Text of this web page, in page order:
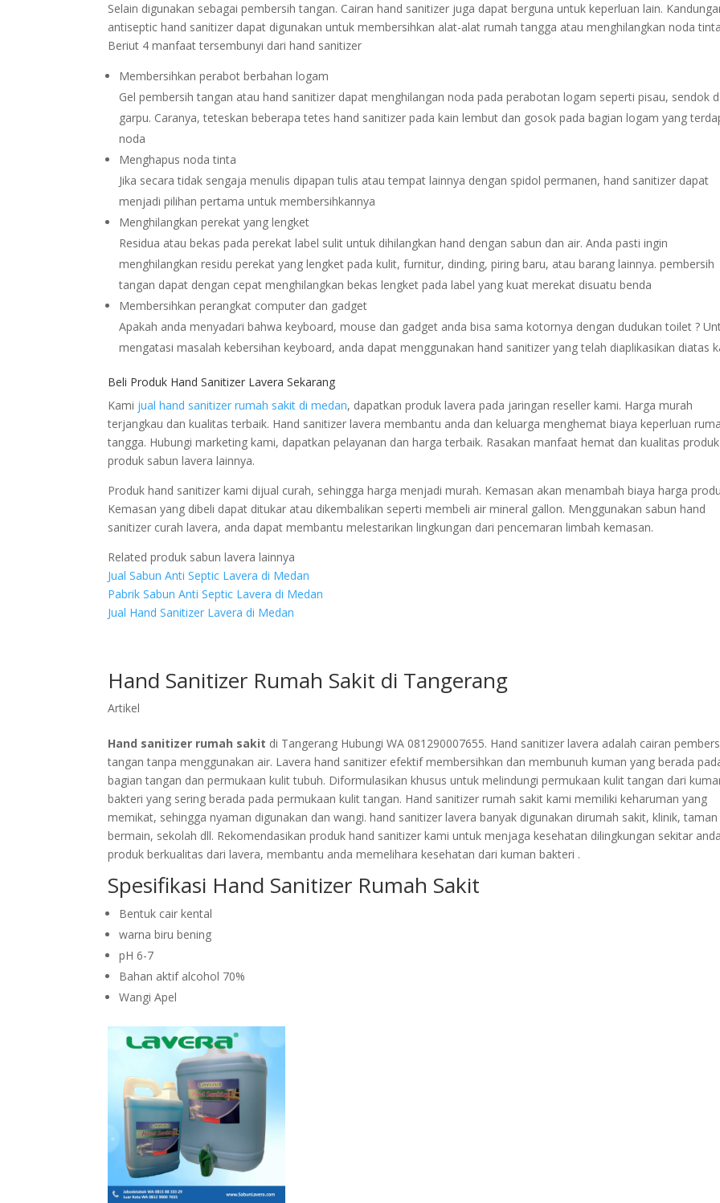
Selain digunakan sebagai pembersih tangan. Cairan hand sanitizer juga dapat berguna untuk keperluan lain.
antiseptic hand sanitizer dapat digunakan untuk membersihkan alat-alat rumah tangga atau menghilangkan noda
Beriut 4 manfaat tersembunyi dari hand sanitizer
Membersihkan perabot berbahan logam
Gel pembersih tangan atau hand sanitizer dapat menghilangan noda pada perabotan logam seperti pisau, sendok
garpu. Caranya, teteskan beberapa tetes hand sanitizer pada kain lembut dan gosok pada bagian logam yang
noda
Menghapus noda tinta
Jika secara tidak sengaja menulis dipapan tulis atau tempat lainnya dengan spidol permanen, hand sanitizer dapat
menjadi pilihan pertama untuk membersihkannya
Menghilangkan perekat yang lengket
Residua atau bekas pada perekat label sulit untuk dihilangkan hand dengan sabun dan air. Anda pasti ingin
menghilangkan residu perekat yang lengket pada kulit, furnitur, dinding, piring baru, atau barang lainnya. pembersih
tangan dapat dengan cepat menghilangkan bekas lengket pada label yang kuat merekat disuatu benda
Membersihkan perangkat computer dan gadget
Apakah anda menyadari bahwa keyboard, mouse dan gadget anda bisa sama kotornya dengan dudukan toilet ?
mengatasi masalah kebersihan keyboard, anda dapat menggunakan hand sanitizer yang telah diaplikasikan diatas
Beli Produk Hand Sanitizer Lavera Sekarang
Kami jual hand sanitizer rumah sakit di medan, dapatkan produk lavera pada jaringan reseller kami. Harga murah
terjangkau dan kualitas terbaik. Hand sanitizer lavera membantu anda dan keluarga menghemat biaya keperluan
tangga. Hubungi marketing kami, dapatkan pelayanan dan harga terbaik. Rasakan manfaat hemat dan kualitas
produk sabun lavera lainnya.
Produk hand sanitizer kami dijual curah, sehingga harga menjadi murah. Kemasan akan menambah biaya harga
Kemasan yang dibeli dapat ditukar atau dikembalikan seperti membeli air mineral gallon. Menggunakan sabun hand
sanitizer curah lavera, anda dapat membantu melestarikan lingkungan dari pencemaran limbah kemasan.
Related produk sabun lavera lainnya
Jual Sabun Anti Septic Lavera di Medan
Pabrik Sabun Anti Septic Lavera di Medan
Jual Hand Sanitizer Lavera di Medan
Hand Sanitizer Rumah Sakit di Tangerang
Artikel
Hand sanitizer rumah sakit di Tangerang Hubungi WA 081290007655. Hand sanitizer lavera adalah cairan
tangan tanpa menggunakan air. Lavera hand sanitizer efektif membersihkan dan membunuh kuman yang berada
bagian tangan dan permukaan kulit tubuh. Diformulasikan khusus untuk melindungi permukaan kulit tangan dari
bakteri yang sering berada pada permukaan kulit tangan. Hand sanitizer rumah sakit kami memiliki keharuman yang
memikat, sehingga nyaman digunakan dan wangi. hand sanitizer lavera banyak digunakan dirumah sakit, klinik, taman
bermain, sekolah dll. Rekomendasikan produk hand sanitizer kami untuk menjaga kesehatan dilingkungan sekitar
produk berkualitas dari lavera, membantu anda memelihara kesehatan dari kuman bakteri .
Spesifikasi Hand Sanitizer Rumah Sakit
Bentuk cair kental
warna biru bening
pH 6-7
Bahan aktif alcohol 70%
Wangi Apel